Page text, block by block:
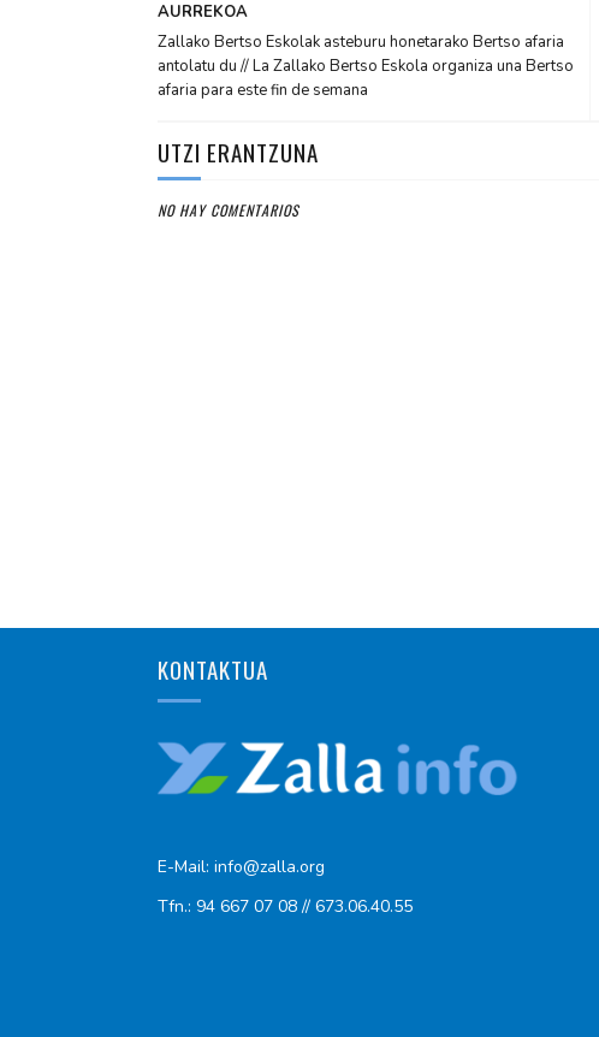
AURREKOA
Zallako Bertso Eskolak asteburu honetarako Bertso afaria
antolatu du // La Zallako Bertso Eskola organiza una Bertso
afaria para este fin de semana
UTZI ERANTZUNA
NO HAY COMENTARIOS
KONTAKTUA
E-Mail: info@zalla.org
Tfn.: 94 667 07 08 // 673.06.40.55